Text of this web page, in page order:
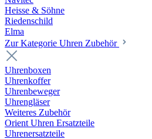
Heisse & Söhne
Riedenschild
Elma
Zur Kategorie Uhren Zubehör
Uhrenboxen
Uhrenkoffer
Uhrenbeweger
Uhrengläser
Weiteres Zubehör
Orient Uhren Ersatzteile
Uhrenersatzteile